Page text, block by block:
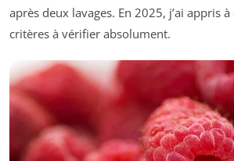
après deux lavages. En 2025, j’ai appris
critères à vérifier absolument.